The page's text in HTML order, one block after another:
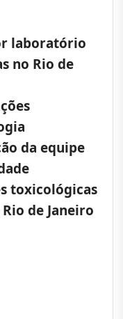
laboratório
no Rio de
da equipe
toxicológicas
de Janeiro